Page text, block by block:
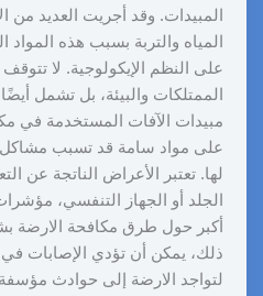
المبيدات. وقد أجريت العديد من
المياه والتربة بسبب هذه المواد
على النظم الإيكولوجية. لا
الممتلكات والبيئة، بل تشمل
مبيدات الآفات المستخدمة في
على مواد سامة قد تسبب مشاكل
لها. تعتبر الأعراض الناتجة عن
الجلد أو الجهاز التنفسي،
أكبر حول طرق مكافحة الارضة
ذلك، يمكن أن تؤدي الإصابات في
لتواجد الارضة إلى حوادث